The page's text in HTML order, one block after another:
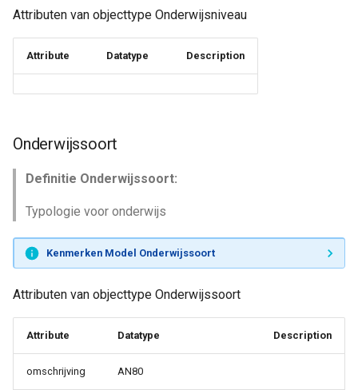
Attributen van objecttype Onderwijsniveau
Attribute Datatype Description
Onderwijssoort
Definitie Onderwijssoort:
Typologie voor onderwijs
Kenmerken Model Onderwijssoort
Attributen van objecttype Onderwijssoort
Attribute Datatype Description
omschrijving AN80